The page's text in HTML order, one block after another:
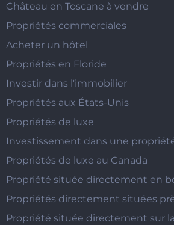
Château en Toscane à vendre
Propriétés commerciales
Acheter un hôtel
Propriétés en Floride
Investir dans l'immobilier
Propriétés aux États-Unis
Propriétés de luxe
Investissement dans une
Propriétés de luxe au Canada
Propriété située directement en
Propriétés directement situées
Propriété située directement sur